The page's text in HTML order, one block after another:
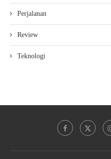
Perjalanan
Review
Teknologi